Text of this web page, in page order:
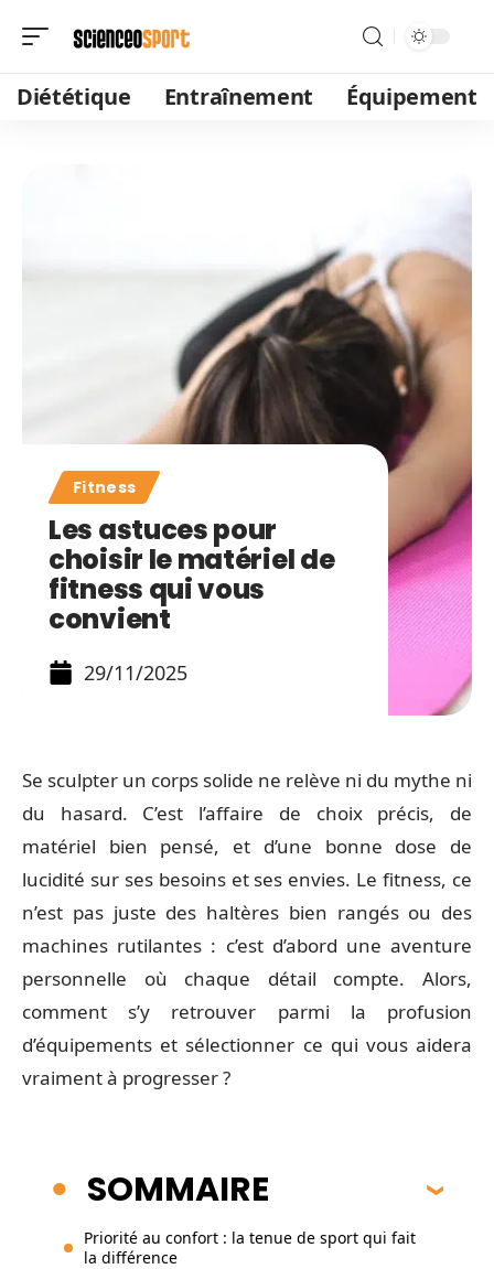
Diététique Entraînement Équipement
Fitness
Les astuces pour
choisir le matériel de
fitness qui vous
convient
29/11/2025
Se sculpter un corps solide ne relève ni du mythe ni
du hasard. C’est l’affaire de choix précis, de
matériel bien pensé, et d’une bonne dose de
lucidité sur ses besoins et ses envies. Le fitness, ce
n’est pas juste des haltères bien rangés ou des
machines rutilantes : c’est d’abord une aventure
personnelle où chaque détail compte. Alors,
comment s’y retrouver parmi la profusion
d’équipements et sélectionner ce qui vous aidera
vraiment à progresser ?
SOMMAIRE
Priorité au confort : la tenue de sport qui fait
la différence